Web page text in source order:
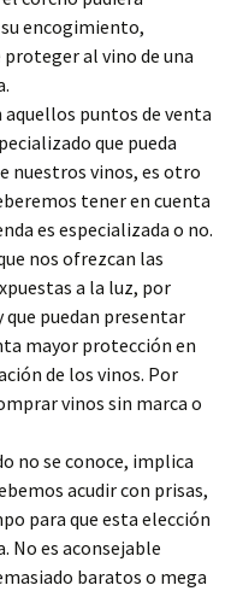
encogimiento,
al vino de una
puntos de venta
que pueda
nuestros vinos, es otro
tener en cuenta
es especializada o no.
nos ofrezcan las
a la luz, por
puedan presentar
mayor protección en
de los vinos. Por
vinos sin marca o
no se conoce, implica
acudir con prisas,
para que esta elección
No es aconsejable
baratos o mega